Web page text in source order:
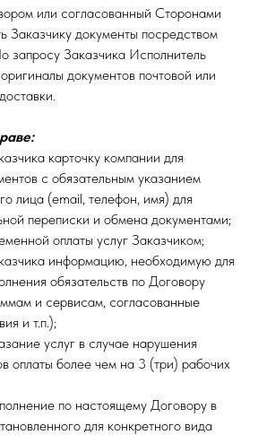
или согласованный Сторонами
Заказчику документы посредством
запросу Заказчика Исполнитель
документов почтовой или
карточку компании для
с обязательным указанием
лица (email, телефон, имя) для
переписки и обмена документами;
оплаты услуг Заказчиком;
информацию, необходимую для
обязательств по Договору
и сервисам, согласованные
и т.п.);
услуг в случае нарушения
оплаты более чем на 3 (три) рабочих
по настоящему Договору в
для конкретного вида